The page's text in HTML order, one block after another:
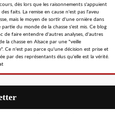
dès lors que les raisonnements s'appuient
faits. La remise en cause n'est pas l'aveu
mais le moyen de sortir d'une ornière dans
partie du monde de la chasse s'est mis. Ce blog
de faire entendre d'autres analyses, d'autres
la chasse en Alsace par une "veille
Ce n'est pas parce qu'une décision est prise et
par des représentants élus qu'elle est la vérité.